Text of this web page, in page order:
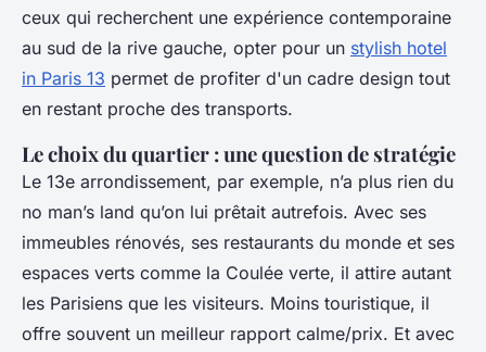
ceux qui recherchent une expérience contemporaine
au sud de la rive gauche, opter pour un stylish hotel
in Paris 13 permet de profiter d'un cadre design tout
en restant proche des transports.
Le choix du quartier : une question de stratégie
Le 13e arrondissement, par exemple, n’a plus rien du
no man’s land qu’on lui prêtait autrefois. Avec ses
immeubles rénovés, ses restaurants du monde et ses
espaces verts comme la Coulée verte, il attire autant
les Parisiens que les visiteurs. Moins touristique, il
offre souvent un meilleur rapport calme/prix. Et avec